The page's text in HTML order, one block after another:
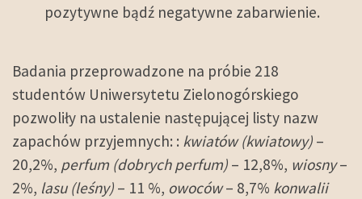
pozytywne bądź negatywne zabarwienie.
Badania przeprowadzone na próbie 218
studentów Uniwersytetu Zielonogórskiego
pozwoliły na ustalenie następującej listy nazw
zapachów przyjemnych: : kwiatów (kwiatowy) –
20,2%, perfum (dobrych perfum) – 12,8%, wiosny–
2%, lasu (leśny) – 11 %, owoców– 8,7% konwalii